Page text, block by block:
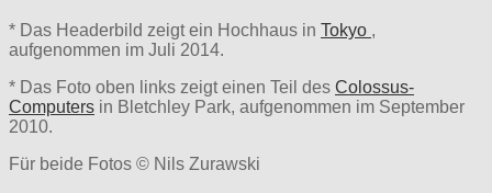
* Das Headerbild zeigt ein Hochhaus in Tokyo ,
aufgenommen im Juli 2014.
* Das Foto oben links zeigt einen Teil des Colossus-
Computers in Bletchley Park, aufgenommen im September
2010.
Für beide Fotos © Nils Zurawski